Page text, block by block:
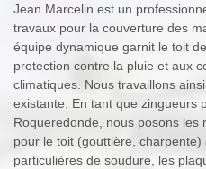
Jean Marcelin est un
travaux pour la couverture des
équipe dynamique garnit le toit
protection contre la pluie et aux
climatiques. Nous travaillons
existante. En tant que zingueurs
Roqueredonde, nous posons les
pour le toit (gouttière,
particulières de soudure, les